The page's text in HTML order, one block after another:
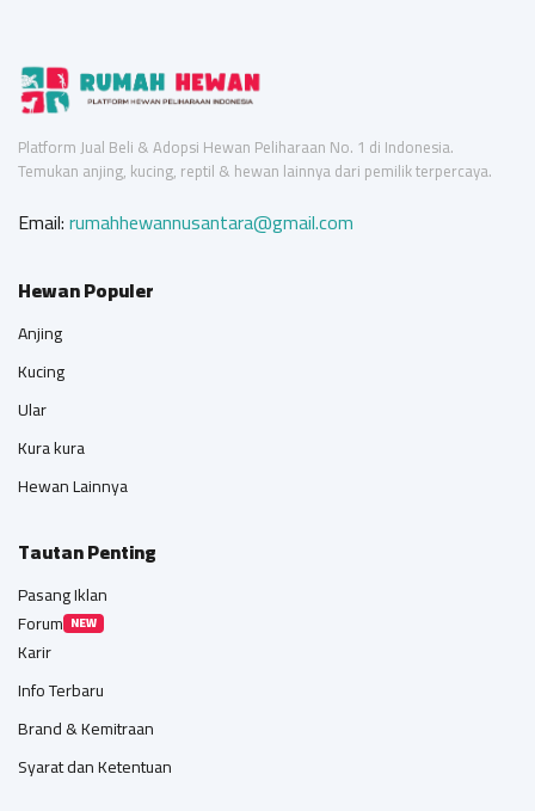
Platform Jual Beli & Adopsi Hewan Peliharaan No. 1 di Indonesia.
Temukan anjing, kucing, reptil & hewan lainnya dari pemilik terpercaya.
Email:rumahhewannusantara@gmail.com
Hewan Populer
Anjing
Kucing
Ular
Kura kura
Hewan Lainnya
Tautan Penting
Pasang Iklan
Forum NEW
Karir
Info Terbaru
Brand & Kemitraan
Syarat dan Ketentuan